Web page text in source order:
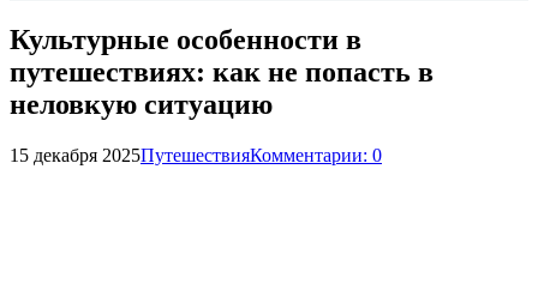
Культурные особенности в
путешествиях: как не попасть в
неловкую ситуацию
15 декабря 2025ПутешествияКомментарии: 0